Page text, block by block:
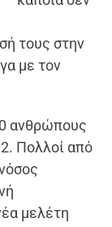
τους στην
με τον
ανθρώπους
Πολλοί από
μελέτη